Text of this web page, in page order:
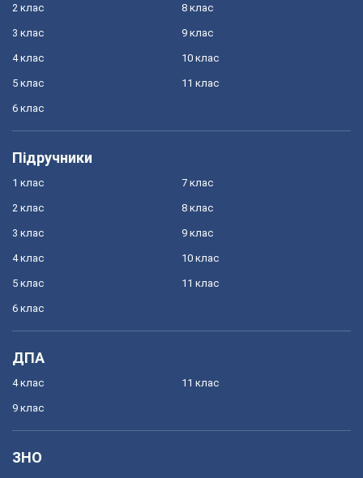
2 клас
3 клас
4 клас
5 клас
6 клас
8 клас
9 клас
10 клас
11 клас
Підручники
1 клас
2 клас
3 клас
4 клас
5 клас
6 клас
7 клас
8 клас
9 клас
10 клас
11 клас
ДПА
4 клас
9 клас
11 клас
ЗНО